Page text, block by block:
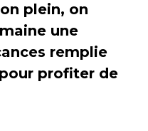
plein, on
une
remplie
profiter de